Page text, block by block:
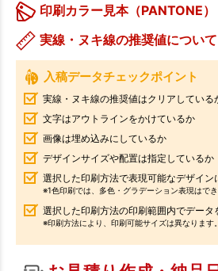
印刷カラー見本（PANTONE）
実線・ヌキ線の推奨値について
入稿データチェックポイント
実線・ヌキ線の推奨値はクリアしている
文字はアウトラインをかけているか
画像は埋め込みにしているか
デザインサイズや配置は指定しているか
選択した印刷方法で表現可能なデザイン
※1色印刷では、多色・グラデーション表現はでき
選択した印刷方法の印刷範囲内でデータ
※印刷方法により、印刷可能サイズは異なります。